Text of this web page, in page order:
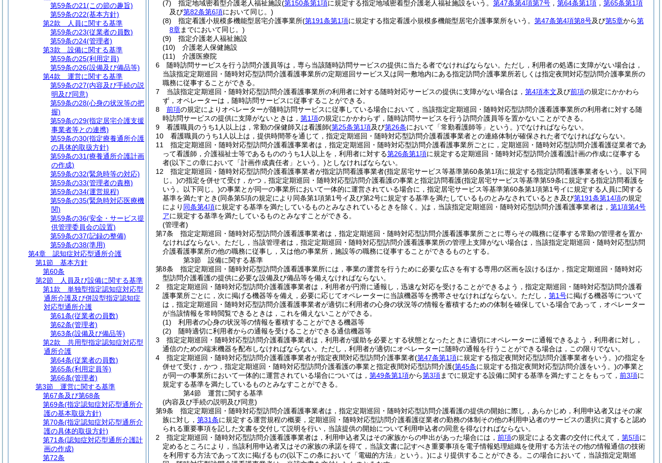
(7)
指定地域密着型介護老人福祉施設(第150条第1項に規定する指定地域密着型介護老人福祉施設をいう。 第47条第4項第7号 ， 第64条第1項 ， 第65条第1項
及び第82条第6項において同じ。)
(8)
指定看護小規模多機能型居宅介護事業所(第191条第1項に規定する指定看護小規模多機能型居宅介護事業所をいう。 第47条第4項第8号及び第5章から第
8章までにおいて同じ。)
(9)
指定介護老人福祉施設
(10)
介護老人保健施設
(11)
介護医療院
6
随時訪問サービスを行う訪問介護員等は，専ら当該随時訪問サービスの提供に当たる者でなければならない。 ただし，利用者の処遇に支障がない場合は，
当該指定定期巡回・随時対応型訪問介護看護事業所の定期巡回サービス又は同一敷地内にある指定訪問介護事業所若しくは指定夜間対応型訪問介護事業所の
職務に従事することができる。
7
当該指定定期巡回・随時対応型訪問介護看護事業所の利用者に対する随時対応サービスの提供に支障がない場合は， 第4項本文及び前項の規定にかかわら
ず，オペレーターは，随時訪問サービスに従事することができる。
8
前項の規定によりオペレーターが随時訪問サービスに従事している場合において，当該指定定期巡回・随時対応型訪問介護看護事業所の利用者に対する随
時訪問サービスの提供に支障がないときは， 第1項の規定にかかわらず，随時訪問サービスを行う訪問介護員等を置かないことができる。
9
看護職員のうち1人以上は，常勤の保健師又は看護師(第25条第1項及び第26条において「常勤看護師等」という。)でなければならない。
10
看護職員のうち1人以上は，提供時間帯を通じて，指定定期巡回・随時対応型訪問介護看護事業者との連絡体制が確保された者でなければならない。
11
指定定期巡回・随時対応型訪問介護看護事業者は，指定定期巡回・随時対応型訪問介護看護事業所ごとに，定期巡回・随時対応型訪問介護看護従業者であ
って看護師，介護福祉士等であるもののうち1人以上を，利用者に対する第26条第1項に規定する定期巡回・随時対応型訪問介護看護計画の作成に従事する
者(以下この章において「計画作成責任者」という。)としなければならない。
12
指定定期巡回・随時対応型訪問介護看護事業者が指定訪問看護事業者(指定居宅サービス等基準第60条第1項に規定する指定訪問看護事業者をいう。以下同
じ。)の指定を併せて受け，かつ，指定定期巡回・随時対応型訪問介護看護の事業と指定訪問看護(指定居宅サービス等基準第59条に規定する指定訪問看護を
いう。以下同じ。)の事業とが同一の事業所において一体的に運営されている場合に，指定居宅サービス等基準第60条第1項第1号イに規定する人員に関する
基準を満たすとき(同条第5項の規定により同条第1項第1号イ及び第2号に規定する基準を満たしているものとみなされているとき及び第191条第14項の規定
により 同条第4項に規定する基準を満たしているものとみなされているときを除く。)は，当該指定定期巡回・随時対応型訪問介護看護事業者は， 第1項第4号
アに規定する基準を満たしているものとみなすことができる。
(管理者)
第7条
指定定期巡回・随時対応型訪問介護看護事業者は，指定定期巡回・随時対応型訪問介護看護事業所ごとに専らその職務に従事する常勤の管理者を置か
なければならない。 ただし，当該管理者は，指定定期巡回・随時対応型訪問介護看護事業所の管理上支障がない場合は，当該指定定期巡回・随時対応型訪問
介護看護事業所の他の職務に従事し，又は他の事業所，施設等の職務に従事することができるものとする。
第3節
設備に関する基準
第8条
指定定期巡回・随時対応型訪問介護看護事業所には，事業の運営を行うために必要な広さを有する専用の区画を設けるほか，指定定期巡回・随時対応
型訪問介護看護の提供に必要な設備及び備品等を備えなければならない。
2
指定定期巡回・随時対応型訪問介護看護事業者は，利用者が円滑に通報し，迅速な対応を受けることができるよう，指定定期巡回・随時対応型訪問介護看
護事業所ごとに，次に掲げる機器等を備え，必要に応じてオペレーターに当該機器等を携帯させなければならない。 ただし， 第1号に掲げる機器等について
は，指定定期巡回・随時対応型訪問介護看護事業者が適切に利用者の心身の状況等の情報を蓄積するための体制を確保している場合であって，オペレーター
が当該情報を常時閲覧できるときは，これを備えないことができる。
(1)
利用者の心身の状況等の情報を蓄積することができる機器等
(2)
随時適切に利用者からの通報を受けることができる通信機器等
3
指定定期巡回・随時対応型訪問介護看護事業者は，利用者が援助を必要とする状態となったときに適切にオペレーターに通報できるよう，利用者に対し，
通信のための端末機器を配布しなければならない。 ただし，利用者が適切にオペレーターに随時の通報を行うことができる場合は，この限りでない。
4
指定定期巡回・随時対応型訪問介護看護事業者が指定夜間対応型訪問介護事業者(第47条第1項に規定する指定夜間対応型訪問介護事業者をいう。)の指定を
併せて受け，かつ，指定定期巡回・随時対応型訪問介護看護の事業と指定夜間対応型訪問介護(第45条に規定する指定夜間対応型訪問介護をいう。)の事業と
が同一の事業所において一体的に運営されている場合については， 第49条第1項から第3項までに規定する設備に関する基準を満たすことをもって， 前3項に
規定する基準を満たしているものとみなすことができる。
第4節
運営に関する基準
(内容及び手続の説明及び同意)
第9条
指定定期巡回・随時対応型訪問介護看護事業者は，指定定期巡回・随時対応型訪問介護看護の提供の開始に際し，あらかじめ，利用申込者又はその家
族に対し， 第31条に規定する運営規程の概要，定期巡回・随時対応型訪問介護看護従業者の勤務の体制その他の利用申込者のサービスの選択に資すると認め
られる重要事項を記した文書を交付して説明を行い，当該提供の開始について利用申込者の同意を得なければならない。
2
指定定期巡回・随時対応型訪問介護看護事業者は，利用申込者又はその家族からの申出があった場合には， 前項の規定による文書の交付に代えて， 第5項に
定めるところにより，当該利用申込者又はその家族の承諾を得て，当該文書に記すべき重要事項を電子情報処理組織を使用する方法その他の情報通信の技術
を利用する方法であって次に掲げるもの(以下この条において「電磁的方法」という。)により提供することができる。
この場合において，当該指定定期巡
第59条の21(この節の趣旨)
第59条の22(基本方針)
第2款
人員に関する基準
第59条の23(従業者の員数)
第59条の24(管理者)
第3款
設備に関する基準
第59条の25(利用定員)
第59条の26(設備及び備品等)
第4款
運営に関する基準
第59条の27(内容及び手続の説
明及び同意)
第59条の28(心身の状況等の把
握)
第59条の29(指定居宅介護支援
事業者等との連携)
第59条の30(指定療養通所介護
の具体的取扱方針)
第59条の31(療養通所介護計画
の作成)
第59条の32(緊急時等の対応)
第59条の33(管理者の責務)
第59条の34(運営規程)
第59条の35(緊急時対応医療機
関)
第59条の36(安全・サービス提
供管理委員会の設置)
第59条の37(記録の整備)
第59条の38(準用)
第4章
認知症対応型通所介護
第1節
基本方針
第60条
第2節
人員及び設備に関する基準
第1款
単独型指定認知症対応型
通所介護及び併設型指定認知症
対応型通所介護
第61条(従業者の員数)
第62条(管理者)
第63条(設備及び備品等)
第2款
共用型指定認知症対応型
通所介護
第64条(従業者の員数)
第65条(利用定員等)
第66条(管理者)
第3節
運営に関する基準
第67条及び第68条
第69条(指定認知症対応型通所介
護の基本取扱方針)
第70条(指定認知症対応型通所介
護の具体的取扱方針)
第71条(認知症対応型通所介護計
画の作成)
第72条